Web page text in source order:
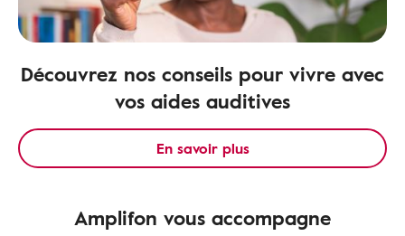
Découvrez nos conseils pour vivre avec
vos aides auditives
En savoir plus
Amplifon vous accompagne